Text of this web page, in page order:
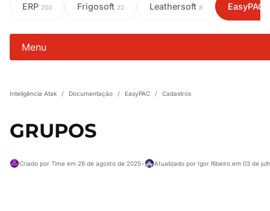
ERP 203 Frigosoft 22 Leathersoft 8 EasyPAC
Menu
Inteligência Atak / Documentação / EasyPAC / Cadastros
GRUPOS
Criado por Time em 26 de agosto de 2025• Atualizado por Igor Ribeiro em 03 de